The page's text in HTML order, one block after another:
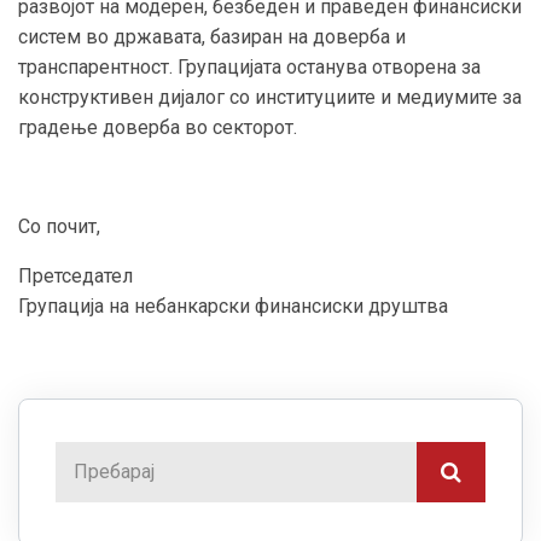
развојот на модерен, безбеден и праведен финансиски
систем во државата, базиран на доверба и
транспарентност. Групацијата останува отворена за
конструктивен дијалог со институциите и медиумите за
градење доверба во секторот.
Со почит,
Претседател
Групација на небанкарски финансиски друштва